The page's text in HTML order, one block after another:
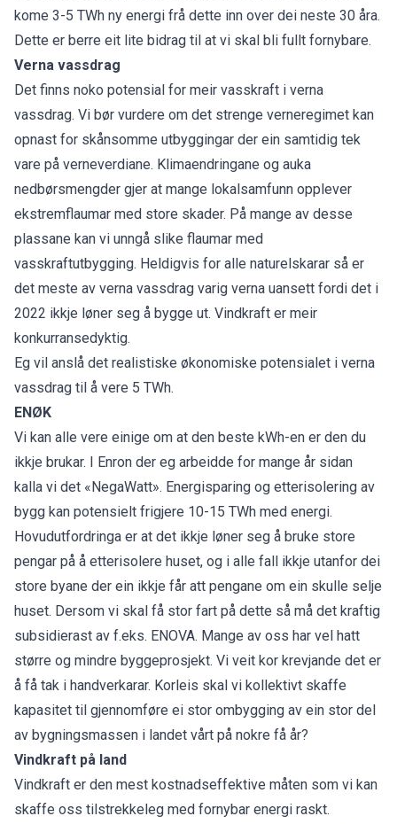
kome 3-5 TWh ny energi frå dette inn over dei neste 30 åra.
Dette er berre eit lite bidrag til at vi skal bli fullt fornybare.
Verna vassdrag
Det finns noko potensial for meir vasskraft i verna
vassdrag. Vi bør vurdere om det strenge verneregimet kan
opnast for skånsomme utbyggingar der ein samtidig tek
vare på verneverdiane. Klimaendringane og auka
nedbørsmengder gjer at mange lokalsamfunn opplever
ekstremflaumar med store skader. På mange av desse
plassane kan vi unngå slike flaumar med
vasskraftutbygging. Heldigvis for alle naturelskarar så er
det meste av verna vassdrag varig verna uansett fordi det i
2022 ikkje løner seg å bygge ut. Vindkraft er meir
konkurransedyktig.
Eg vil anslå det realistiske økonomiske potensialet i verna
vassdrag til å vere 5 TWh.
ENØK
Vi kan alle vere einige om at den beste kWh-en er den du
ikkje brukar. I Enron der eg arbeidde for mange år sidan
kalla vi det «NegaWatt». Energisparing og etterisolering av
bygg kan potensielt frigjere 10-15 TWh med energi.
Hovudutfordringa er at det ikkje løner seg å bruke store
pengar på å etterisolere huset, og i alle fall ikkje utanfor dei
store byane der ein ikkje får att pengane om ein skulle selje
huset. Dersom vi skal få stor fart på dette så må det kraftig
subsidierast av f.eks. ENOVA. Mange av oss har vel hatt
større og mindre byggeprosjekt. Vi veit kor krevjande det er
å få tak i handverkarar. Korleis skal vi kollektivt skaffe
kapasitet til gjennomføre ei stor ombygging av ein stor del
av bygningsmassen i landet vårt på nokre få år?
Vindkraft på land
Vindkraft er den mest kostnadseffektive måten som vi kan
skaffe oss tilstrekkeleg med fornybar energi raskt.